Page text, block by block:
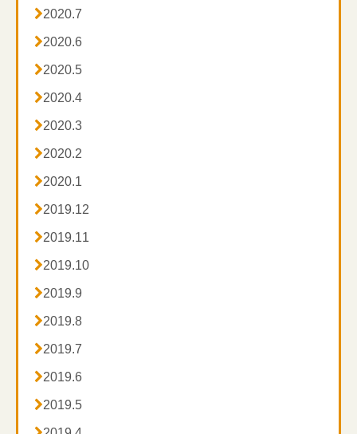
2020.7
2020.6
2020.5
2020.4
2020.3
2020.2
2020.1
2019.12
2019.11
2019.10
2019.9
2019.8
2019.7
2019.6
2019.5